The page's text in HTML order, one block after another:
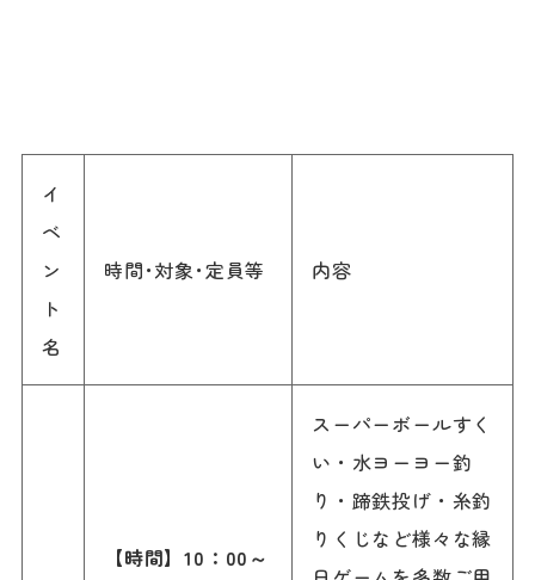
イ
ベ
ン
ト
名
時間･対象･定員等 内容
【時間】10 ：00 ～
スーパーボールすく
い・水ヨーヨー釣
り・蹄鉄投げ・糸釣
りくじなど様々な縁